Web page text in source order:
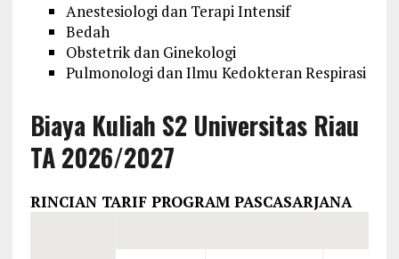
Anestesiologi dan Terapi Intensif
Bedah
Obstetrik dan Ginekologi
Pulmonologi dan Ilmu Kedokteran Respirasi
Biaya Kuliah S2 Universitas Riau
TA 2026/2027
RINCIAN TARIF PROGRAM PASCASARJANA